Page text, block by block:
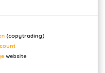
(copytrading)
website